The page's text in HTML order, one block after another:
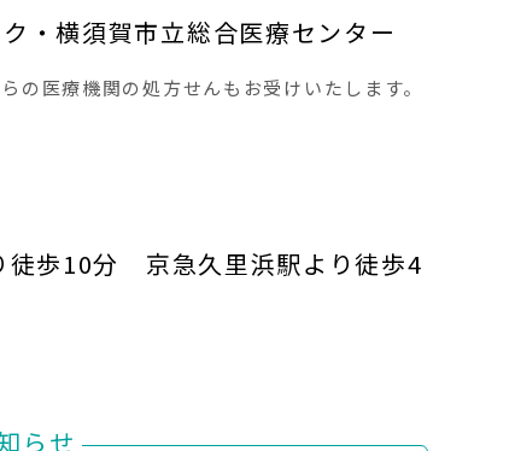
・横須賀市立総合医療センター
の医療機関の処方せんもお受けいたします。
徒歩10分 京急久里浜駅より徒歩4
らせ